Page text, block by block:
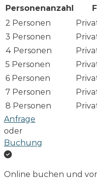
Personenanzahl
2 Personen
3 Personen
4 Personen
5 Personen
6 Personen
7 Personen
8 Personen
Anfrage
oder
Buchung
Online buchen und